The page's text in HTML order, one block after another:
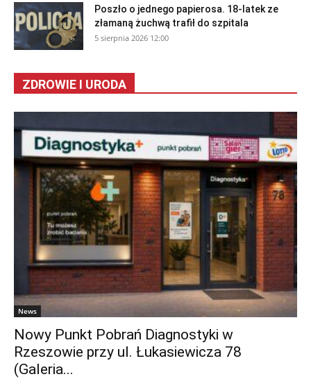
Poszło o jednego papierosa. 18-latek ze
złamaną żuchwą trafił do szpitala
5 sierpnia 2026 12:00
ZDROWIE I URODA
News
Nowy Punkt Pobrań Diagnostyki w
Rzeszowie przy ul. Łukasiewicza 78
(Galeria...